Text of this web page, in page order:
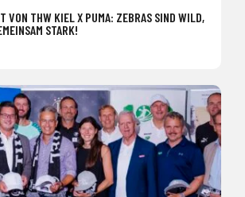
VON THW KIEL X PUMA: ZEBRAS SIND WILD,
STARK!